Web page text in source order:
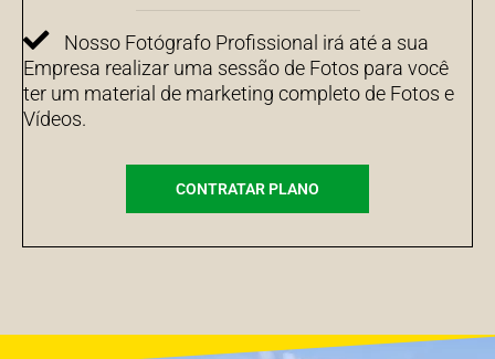
Nosso Fotógrafo Profissional irá até a sua
Empresa realizar uma sessão de Fotos para você
ter um material de marketing completo de Fotos e
Vídeos.
CONTRATAR PLANO